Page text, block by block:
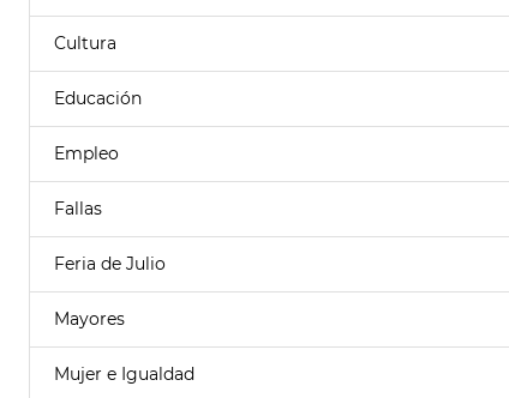
Cultura
Educación
Empleo
Fallas
Feria de Julio
Mayores
Mujer e Igualdad